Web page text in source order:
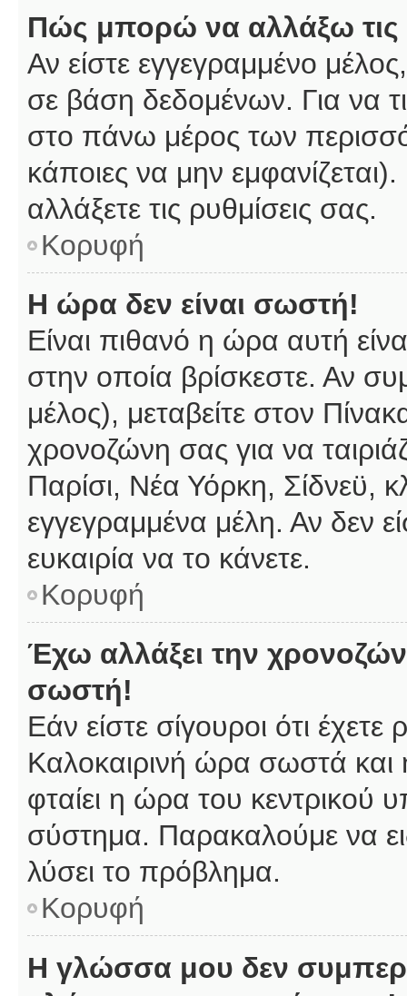
Πώς μπορώ να αλλάξω τις
Αν είστε εγγεγραμμένο
σε βάση δεδομένων. Για να
στο πάνω μέρος των
κάποιες να μην
αλλάξετε τις ρυθμίσεις σας.
Κορυφή
Η ώρα δεν είναι σωστή!
Είναι πιθανό η ώρα αυτή
στην οποία βρίσκεστε. Αν
μέλος), μεταβείτε στον
χρονοζώνη σας για να
Παρίσι, Νέα Υόρκη, Σίδνεϋ,
εγγεγραμμένα μέλη. Αν δεν
ευκαιρία να το κάνετε.
Κορυφή
Έχω αλλάξει την
σωστή!
Εάν είστε σίγουροι ότι
Καλοκαιρινή ώρα σωστά και
φταίει η ώρα του κεντρικού
σύστημα. Παρακαλούμε να
λύσει το πρόβλημα.
Κορυφή
Η γλώσσα μου δεν